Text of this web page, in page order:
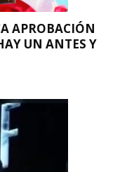
APROBACIÓN
UN ANTES Y